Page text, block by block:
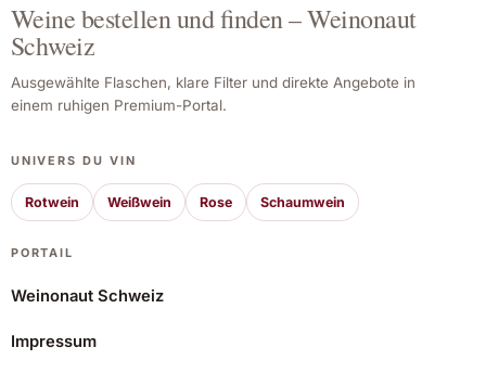
Weine bestellen und finden – Weinonaut
Schweiz
Ausgewählte Flaschen, klare Filter und direkte Angebote in
einem ruhigen Premium-Portal.
UNIVERS DU VIN
Rotwein Weißwein Rose Schaumwein
PORTAIL
Weinonaut Schweiz
Impressum